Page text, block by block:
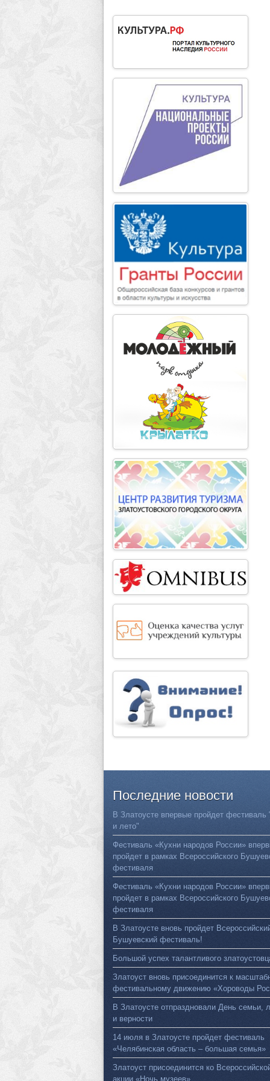
Последние новости
В Златоусте впервые пройдет фестиваль
и лето"
Фестиваль «Кухни народов России»
пройдет в рамках Всероссийского
фестиваля
Фестиваль «Кухни народов России»
пройдет в рамках Всероссийского
фестиваля
В Златоусте вновь пройдет
Бушуевский фестиваль!
Большой успех талантливого
Златоуст вновь присоединится к
фестивальному движению «Хороводы
В Златоусте отпраздновали День семьи,
и верности
14 июля в Златоусте пройдет фестиваль
«Челябинская область – большая семья»
Златоуст присоединится ко
акции «Ночь музеев»